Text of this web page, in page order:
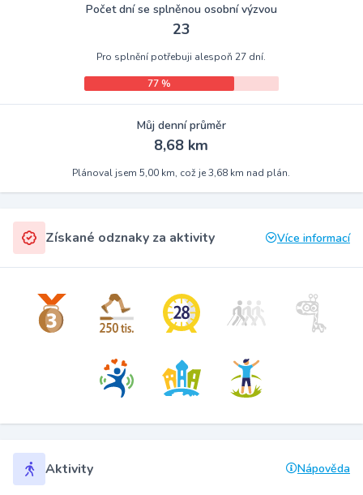
Počet dní se splněnou osobní výzvou
23
Pro splnění potřebuji alespoň 27 dní.
77 %
Můj denní průměr
8,68 km
Plánoval jsem 5,00 km, což je 3,68 km nad plán.
Získané odznaky za aktivity Více informací
Aktivity Nápověda